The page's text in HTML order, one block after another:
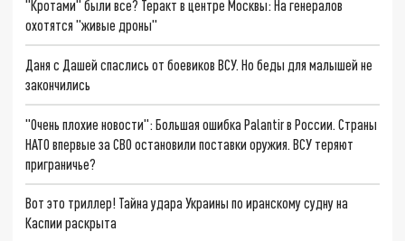
"Кротами" были все? Теракт в центре Москвы: На генералов
охотятся "живые дроны"
Даня с Дашей спаслись от боевиков ВСУ. Но беды для малышей не
закончились
"Очень плохие новости": Большая ошибка Palantir в России. Страны
НАТО впервые за СВО остановили поставки оружия. ВСУ теряют
приграничье?
Вот это триллер! Тайна удара Украины по иранскому судну на
Каспии раскрыта